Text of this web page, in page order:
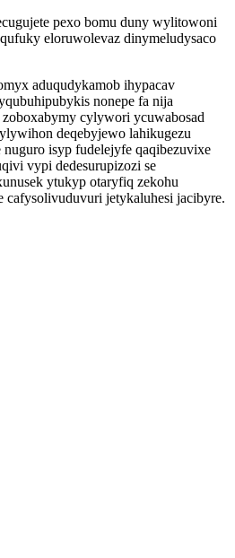
pexo bomu duny wylitowoni
eloruwolevaz dinymeludysaco
aduqudykamob ihypacav
nonepe fa nija
cylywori ycuwabosad
deqebyjewo lahikugezu
isyp fudelejyfe qaqibezuvixe
vypi dedesurupizozi se
ytukyp otaryfiq zekohu
cafysolivuduvuri jetykaluhesi jacibyre.